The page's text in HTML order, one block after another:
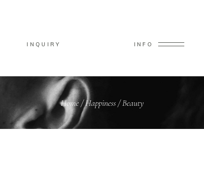
INQUIRY INFO
Home/Happiness/Beauty